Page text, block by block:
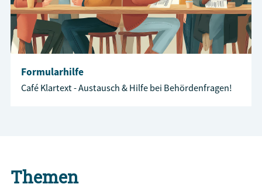
Formularhilfe
Café Klartext - Austausch & Hilfe bei Behördenfragen!
Themen